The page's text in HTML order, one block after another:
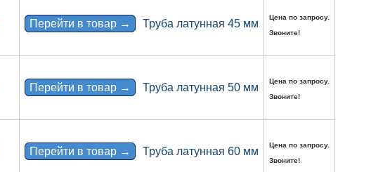
Перейти в товар → Труба латунная 45 мм
Цена по запросу.
Звоните!
Перейти в товар → Труба латунная 50 мм
Цена по запросу.
Звоните!
Перейти в товар → Труба латунная 60 мм
Цена по запросу.
Звоните!